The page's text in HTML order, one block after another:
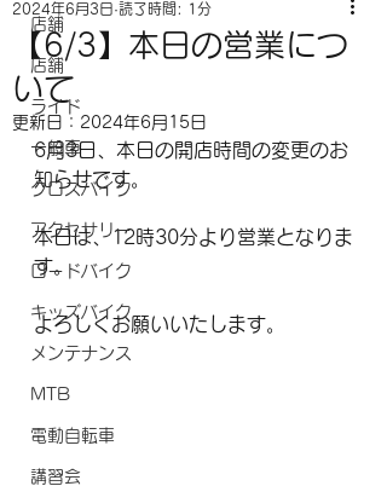
店舗
店舗
ライド
一般車
クロスバイク
アクセサリー
ロードバイク
キッズバイク
メンテナンス
MTB
電動自転車
講習会
【6/3】本日の営業につ
いて
2024年6月3日 読了時間: 1分
更新日： 2024年6月15日
6月3日、本日の開店時間の変更のお
知らせです。
本日は、12時30分より営業となりま
す。
よろしくお願いいたします。